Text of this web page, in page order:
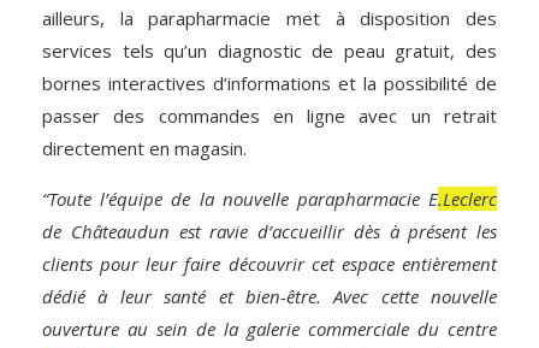
ailleurs, la parapharmacie met à disposition des
services tels qu’un diagnostic de peau gratuit, des
bornes interactives d’informations et la possibilité de
passer des commandes en ligne avec un retrait
directement en magasin.
“Toute l’équipe de la nouvelle parapharmacie E.Leclerc
de Châteaudun est ravie d’accueillir dès à présent les
clients pour leur faire découvrir cet espace entièrement
dédié à leur santé et bien-être. Avec cette nouvelle
ouverture au sein de la galerie commerciale du centre